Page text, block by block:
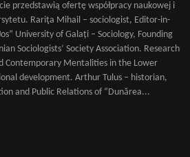
przedstawią ofertę współpracy naukowej i
Rariţa Mihail – sociologist, Editor-in-
University of Galați – Sociology, Founding
Sociologists’ Society Association. Research
Contemporary Mentalities in the Lower
development. Arthur Tulus – historian,
and Public Relations of “Dunărea...